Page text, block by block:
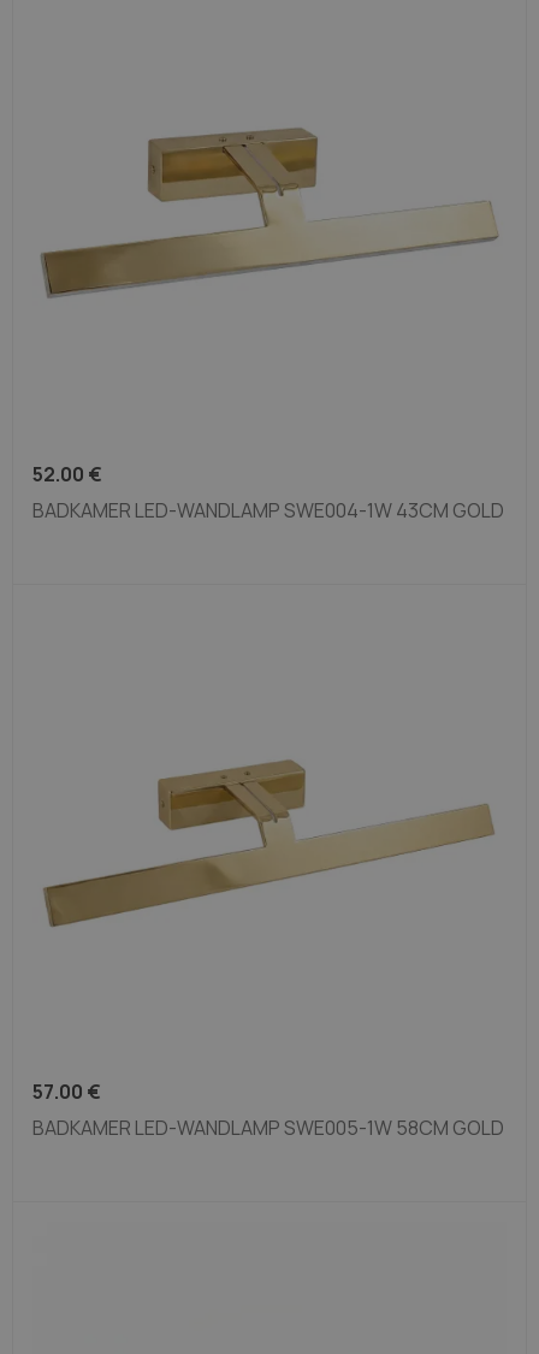
52.00 €
BADKAMER LED-WANDLAMP SWE004-1W 43CM GOLD
57.00 €
BADKAMER LED-WANDLAMP SWE005-1W 58CM GOLD